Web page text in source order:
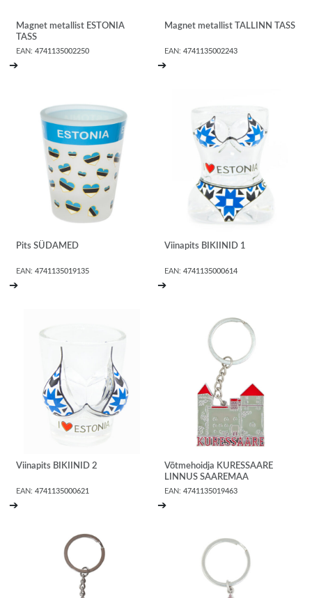
Magnet metallist ESTONIA
TASS
EAN:4741135002250
➔
Magnet metallist TALLINN TASS
EAN:4741135002243
➔
Pits SÜDAMED
EAN:4741135019135
➔
Viinapits BIKIINID 1
EAN:4741135000614
➔
Viinapits BIKIINID 2
EAN:4741135000621
➔
Võtmehoidja KURESSAARE
LINNUS SAAREMAA
EAN:4741135019463
➔